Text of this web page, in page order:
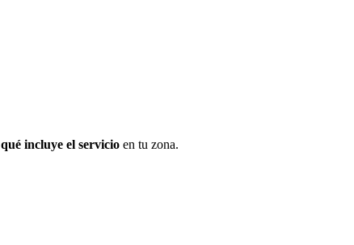
qué incluye el servicio en tu zona.